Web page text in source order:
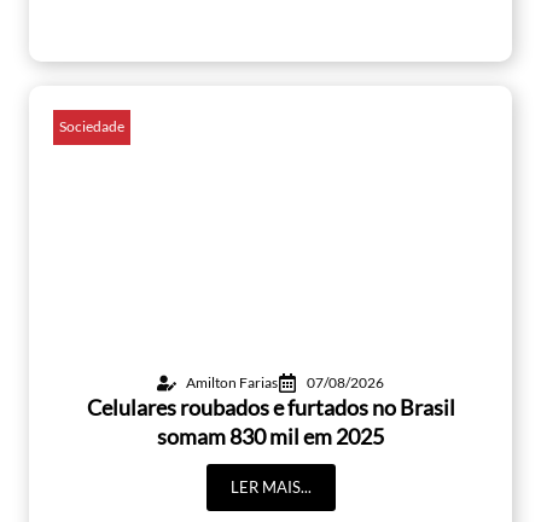
Sociedade
Amilton Farias 07/08/2026
Celulares roubados e furtados no Brasil
somam 830 mil em 2025
LER MAIS...